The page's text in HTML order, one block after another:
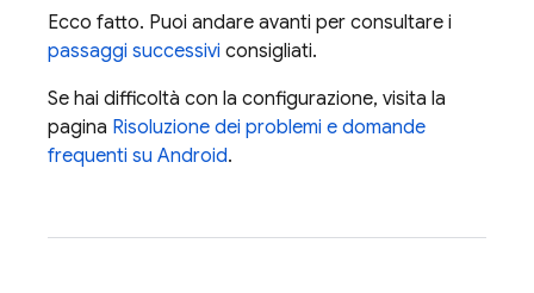
Ecco fatto. Puoi andare avanti per consultare i
passaggi successivi consigliati.
Se hai difficoltà con la configurazione, visita la
pagina Risoluzione dei problemi e domande
frequenti su Android.